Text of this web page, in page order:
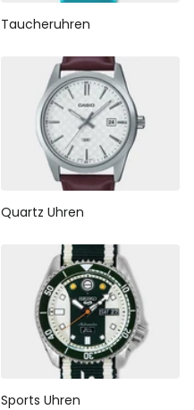
Taucheruhren
Quartz Uhren
Sports Uhren